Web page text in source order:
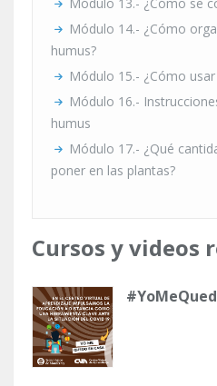
Módulo 14.- ¿Cómo
humus?
Módulo 15.- ¿Cómo
Módulo 16.-
humus
Módulo 17.- ¿Qué
poner en las plantas?
Cursos y videos